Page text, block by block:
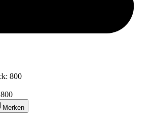
: 800
800
Merken